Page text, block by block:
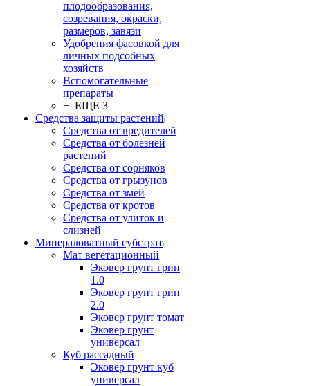
плодообразования,
созревания, окраски,
размеров, завязи
Удобрения фасовкой для
личных подсобных
хозяйств
Вспомогательные
препараты
+ ЕЩЕ 3
Средства защиты растений
Средства от вредителей
Средства от болезней
растений
Средства от сорняков
Средства от грызунов
Средства от змей
Средства от кротов
Средства от улиток и
слизней
Минераловатный субстрат
Мат вегетационный
Эковер грунт грин
1.0
Эковер грунт грин
2.0
Эковер грунт томат
Эковер грунт
универсал
Куб рассадный
Эковер грунт куб
универсал